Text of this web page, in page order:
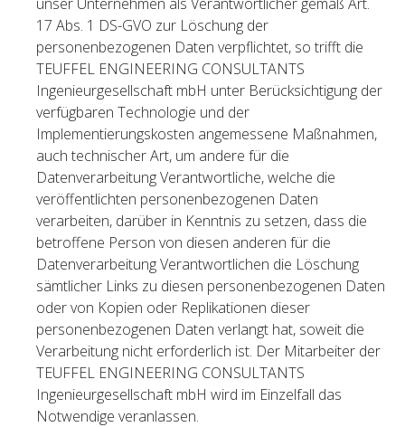
17 Abs. 1 DS-GVO zur Löschung der
personenbezogenen Daten verpflichtet, so trifft die
TEUFFEL ENGINEERING CONSULTANTS
Ingenieurgesellschaft mbH unter Berücksichtigung der
verfügbaren Technologie und der
Implementierungskosten angemessene Maßnahmen,
auch technischer Art, um andere für die
Datenverarbeitung Verantwortliche, welche die
veröffentlichten personenbezogenen Daten
verarbeiten, darüber in Kenntnis zu setzen, dass die
betroffene Person von diesen anderen für die
Datenverarbeitung Verantwortlichen die Löschung
sämtlicher Links zu diesen personenbezogenen Daten
oder von Kopien oder Replikationen dieser
personenbezogenen Daten verlangt hat, soweit die
Verarbeitung nicht erforderlich ist. Der Mitarbeiter der
TEUFFEL ENGINEERING CONSULTANTS
Ingenieurgesellschaft mbH wird im Einzelfall das
Notwendige veranlassen.